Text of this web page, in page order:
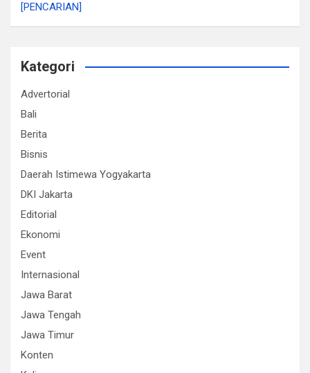
[PENCARIAN]
Kategori
Advertorial
Bali
Berita
Bisnis
Daerah Istimewa Yogyakarta
DKI Jakarta
Editorial
Ekonomi
Event
Internasional
Jawa Barat
Jawa Tengah
Jawa Timur
Konten